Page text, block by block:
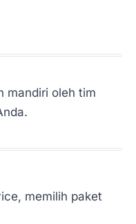
mandiri oleh tim
memilih paket